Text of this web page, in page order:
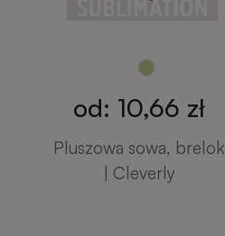
od: 10,66 zł
Pluszowa sowa, brelok
| Cleverly